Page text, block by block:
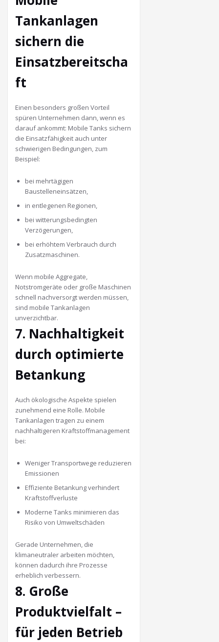
Tankanlagen
sichern die
Einsatzbereitscha
ft
Einen besonders großen Vorteil
spüren Unternehmen dann, wenn es
darauf ankommt: Mobile Tanks sichern
die Einsatzfähigkeit auch unter
schwierigen Bedingungen, zum
Beispiel:
bei mehrtägigen
Baustelleneinsätzen,
in entlegenen Regionen,
bei witterungsbedingten
Verzögerungen,
bei erhöhtem Verbrauch durch
Zusatzmaschinen.
Wenn mobile Aggregate,
Notstromgeräte oder große Maschinen
schnell nachversorgt werden müssen,
sind mobile Tankanlagen
unverzichtbar.
7. Nachhaltigkeit
durch optimierte
Betankung
Auch ökologische Aspekte spielen
zunehmend eine Rolle. Mobile
Tankanlagen tragen zu einem
nachhaltigeren Kraftstoffmanagement
bei:
Weniger Transportwege reduzieren
Emissionen
Effiziente Betankung verhindert
Kraftstoffverluste
Moderne Tanks minimieren das
Risiko von Umweltschäden
Gerade Unternehmen, die
klimaneutraler arbeiten möchten,
können dadurch ihre Prozesse
erheblich verbessern.
8. Große
Produktvielfalt –
für jeden Betrieb